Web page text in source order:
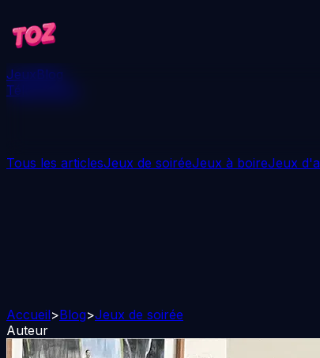
JeuxBlog
Télécharger
Tous les articlesJeux de soiréeJeux à boireJeux
Accueil>Blog>Jeux de soirée
Auteur